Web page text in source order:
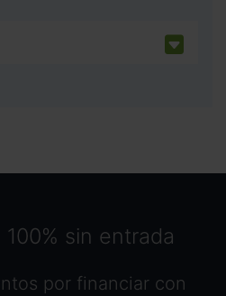
100% sin entrada
por financiar con